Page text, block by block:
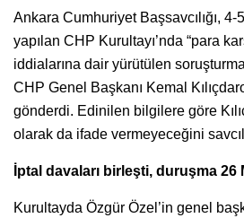
Ankara Cumhuriyet Başsavcılığı, 4-
yapılan CHP Kurultayı’nda “para
iddialarına dair yürütülen
CHP Genel Başkanı Kemal
gönderdi. Edinilen bilgilere göre
olarak da ifade vermeyeceğini
İptal davaları birleşti, duruşma 26
Kurultayda Özgür Özel’in genel